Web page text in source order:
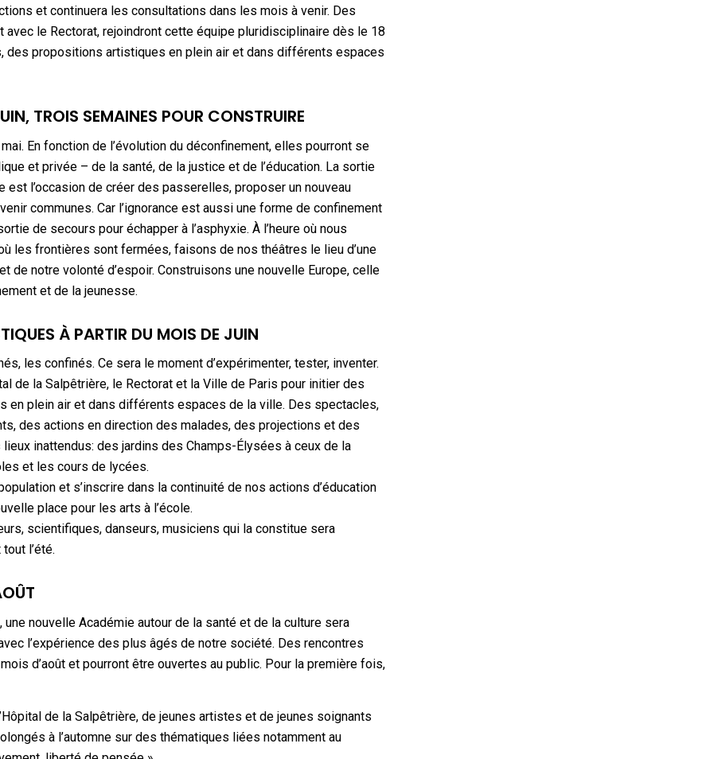
et continuera les consultations dans les mois à venir. Des
le Rectorat, rejoindront cette équipe pluridisciplinaire dès le 18
propositions artistiques en plein air et dans différents espaces
TROIS SEMAINES POUR CONSTRUIRE
En fonction de l’évolution du déconfinement, elles pourront se
et privée – de la santé, de la justice et de l’éducation. La sortie
l’occasion de créer des passerelles, proposer un nouveau
communes. Car l’ignorance est aussi une forme de confinement
de secours pour échapper à l’asphyxie. À l’heure où nous
les frontières sont fermées, faisons de nos théâtres le lieu d’une
notre volonté d’espoir. Construisons une nouvelle Europe, celle
et de la jeunesse.
À PARTIR DU MOIS DE JUIN
les confinés. Ce sera le moment d’expérimenter, tester, inventer.
de la Salpêtrière, le Rectorat et la Ville de Paris pour initier des
plein air et dans différents espaces de la ville. Des spectacles,
des actions en direction des malades, des projections et des
inattendus: des jardins des Champs-Élysées à ceux de la
et les cours de lycées.
et s’inscrire dans la continuité de nos actions d’éducation
place pour les arts à l’école.
scientifiques, danseurs, musiciens qui la constitue sera
l’été.
nouvelle Académie autour de la santé et de la culture sera
l’expérience des plus âgés de notre société. Des rencontres
d’août et pourront être ouvertes au public. Pour la première fois,
de la Salpêtrière, de jeunes artistes et de jeunes soignants
à l’automne sur des thématiques liées notamment au